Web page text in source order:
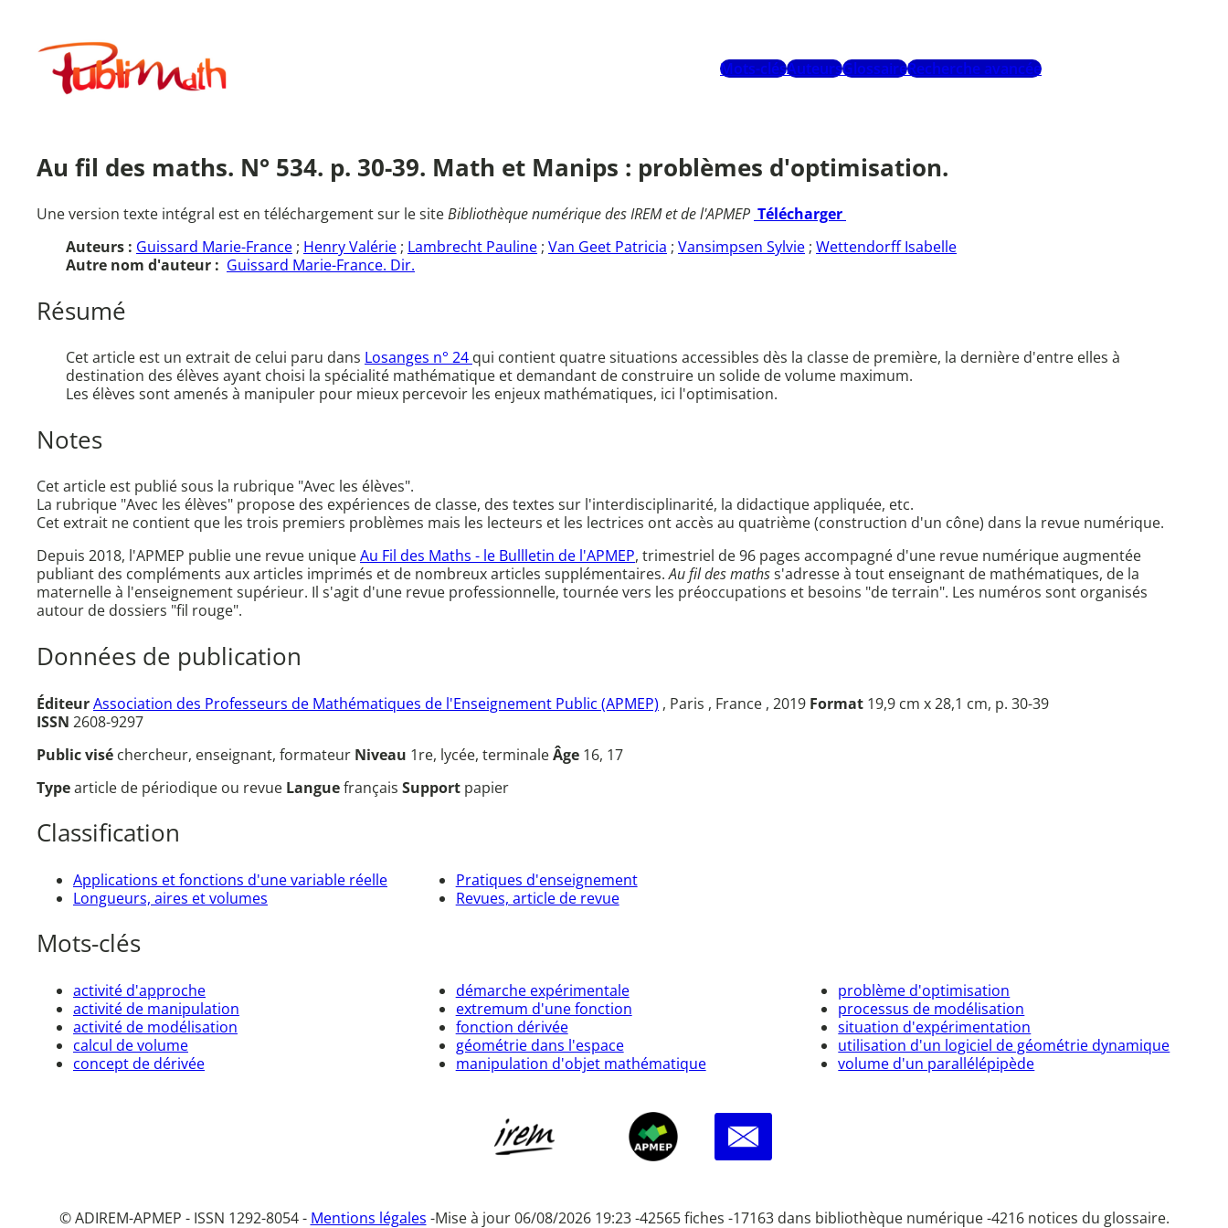
contenuPublimath
Mots-clésAuteursGlossaireRecherche avancée
Au fil des maths. N° 534. p. 30-39. Math et Manips : problèmes d'optimisation.
Une version texte intégral est en téléchargement sur le siteBibliothèque numérique des IREM et de l'APMEP Télécharger
Auteurs : Guissard Marie-France ; Henry Valérie ; Lambrecht Pauline ; Van Geet Patricia ; Vansimpsen Sylvie ; Wettendorff Isabelle
Autre nom d'auteur : Guissard Marie-France. Dir.
Résumé
Cet article est un extrait de celui paru dans Losanges n° 24 qui contient quatre situations accessibles dès la classe de première, la dernière d'entre elles à
destination des élèves ayant choisi la spécialité mathématique et demandant de construire un solide de volume maximum.
Les élèves sont amenés à manipuler pour mieux percevoir les enjeux mathématiques, ici l'optimisation.
Notes
Cet article est publié sous la rubrique "Avec les élèves".
La rubrique "Avec les élèves" propose des expériences de classe, des textes sur l'interdisciplinarité, la didactique appliquée, etc.
Cet extrait ne contient que les trois premiers problèmes mais les lecteurs et les lectrices ont accès au quatrième (construction d'un cône) dans la revue numérique.
Depuis 2018, l'APMEP publie une revue uniqueAu Fil des Maths - le Bullletin de l'APMEP, trimestriel de 96 pages accompagné d'une revue numérique augmentée
publiant des compléments aux articles imprimés et de nombreux articles supplémentaires.Au fil des mathss'adresse à tout enseignant de mathématiques, de la
maternelle à l'enseignement supérieur. Il s'agit d'une revue professionnelle, tournée vers les préoccupations et besoins "de terrain". Les numéros sont organisés
autour de dossiers "fil rouge".
Données de publication
ÉditeurAssociation des Professeurs de Mathématiques de l'Enseignement Public (APMEP) , Paris , France , 2019 Format 19,9 cm x 28,1 cm, p. 30-39
ISSN 2608-9297
Public visé chercheur, enseignant, formateur Niveau 1re, lycée, terminaleÂge 16, 17
Typearticle de périodique ou revue Languefrançais Support papier
Classification
Applications et fonctions d'une variable réelle
Longueurs, aires et volumes
Pratiques d'enseignement
Revues, article de revue
Mots-clés
activité d'approche
activité de manipulation
activité de modélisation
calcul de volume
concept de dérivée
démarche expérimentale
extremum d'une fonction
fonction dérivée
géométrie dans l'espace
manipulation d'objet mathématique
problème d'optimisation
processus de modélisation
situation d'expérimentation
utilisation d'un logiciel de géométrie dynamique
volume d'un parallélépipède
© ADIREM-APMEP - ISSN 1292-8054 - Mentions légales -Mise à jour 06/08/2026 19:23 -42565 fiches -17163 dans bibliothèque numérique -4216 notices du glossaire.